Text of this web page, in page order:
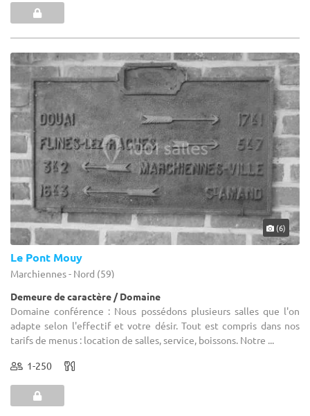
(6)
Le Pont Mouy
Marchiennes - Nord (59)
Demeure de caractère / Domaine
Domaine conférence : Nous possédons plusieurs salles que l'on
adapte selon l'effectif et votre désir. Tout est compris dans nos
tarifs de menus : location de salles, service, boissons. Notre ...
1-250